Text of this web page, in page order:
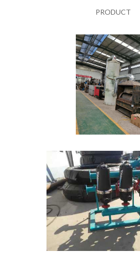
PRODUCT